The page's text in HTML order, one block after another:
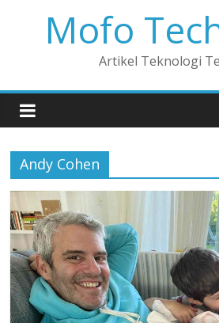
Mofo
Artikel Teknologi
Andy Cohen